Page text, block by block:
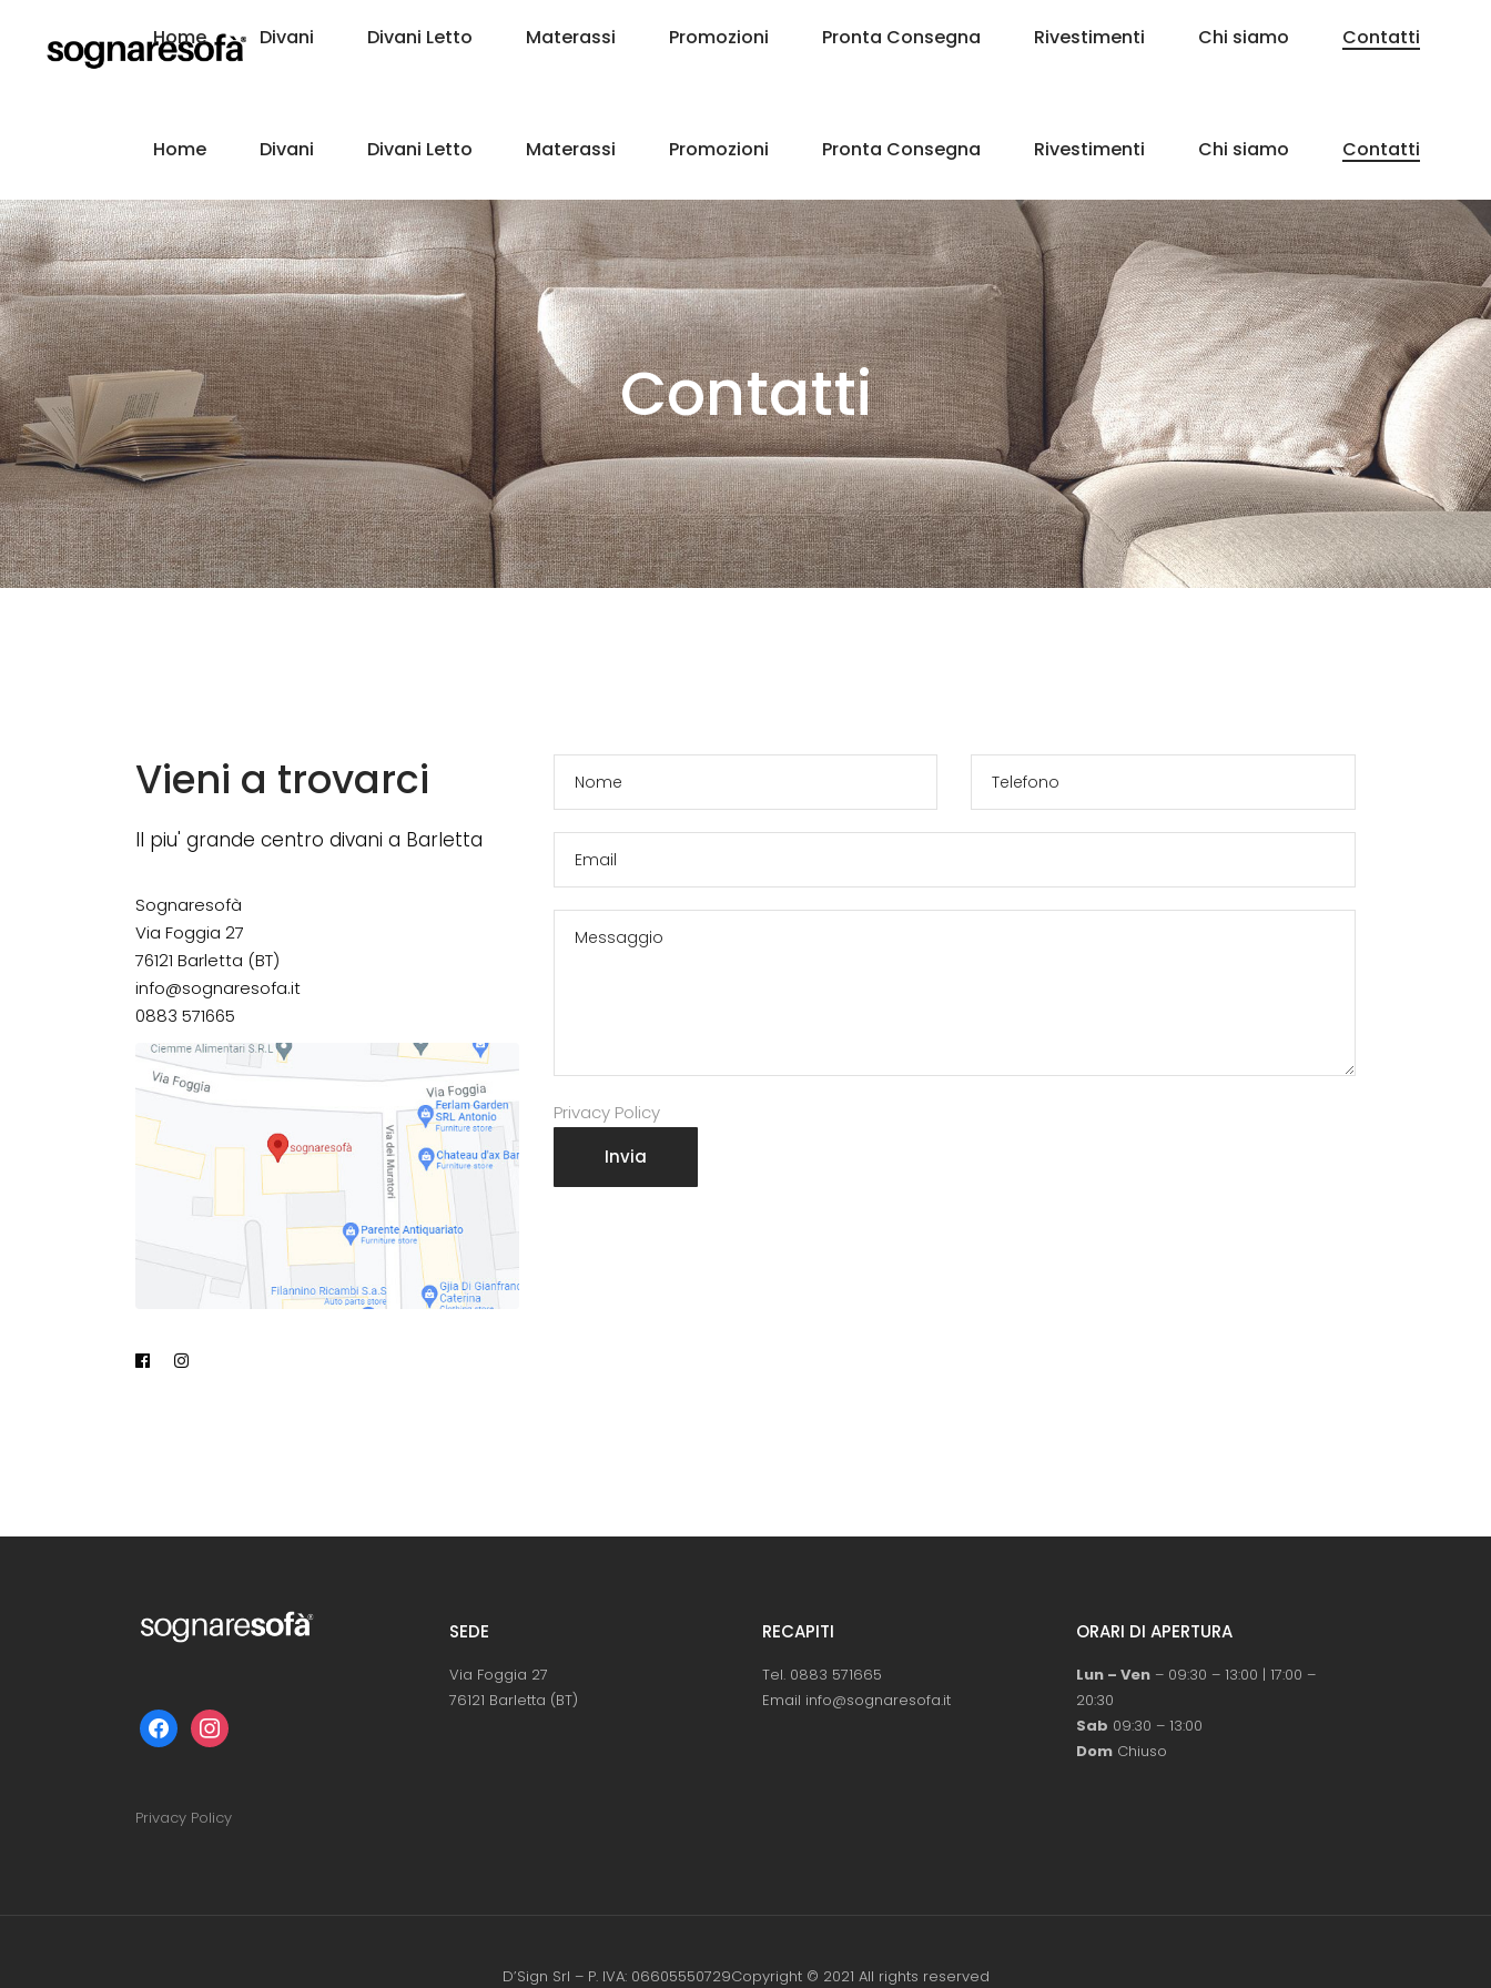
Home Divani Divani Letto Materassi Promozioni Pronta Consegna Rivestimenti Chi siamo Contatti
Home Divani Divani Letto Materassi Promozioni Pronta Consegna Rivestimenti Chi siamo Contatti
Contatti
Vieni a trovarci
Il piu' grande centro divani a Barletta
Sognaresofà
Via Foggia 27
76121 Barletta (BT)
info@sognaresofa.it
0883 571665
Privacy Policy
facebookinstagram
Privacy Policy
SEDE
Via Foggia 27
76121 Barletta (BT)
RECAPITI
Tel. 0883 571665
Email info@sognaresofa.it
ORARI DI APERTURA
Lun – Ven– 09:30 – 13:00 | 17:00 –
20:30
Sab 09:30 – 13:00
DomChiuso
D’Sign Srl – P. IVA: 06605550729Copyright © 2021 All rights reserved